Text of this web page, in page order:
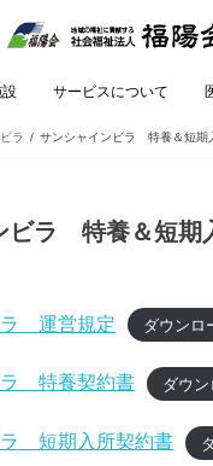
設 サービスについて
ラ サンシャインビラ 特養＆短
ビラ 特養＆短
ラ 運営規定 ダウンロ
ラ 特養契約書 ダウン
ラ 短期入所契約書